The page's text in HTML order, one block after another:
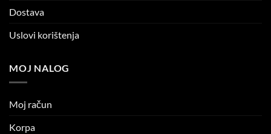
Dostava
Uslovi korištenja
MOJ NALOG
Moj račun
Korpa